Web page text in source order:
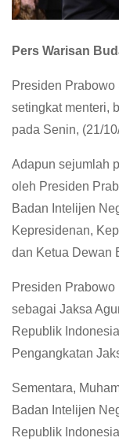
Pers Warisan
Presiden
setingkat menteri,
pada Senin, (21/
Adapun sejumlah
oleh Presiden
Badan Intelijen
Kepresidenan,
dan Ketua Dewan
Presiden
sebagai Jaksa
Republik
Pengangkatan
Sementara,
Badan Intelijen
Republik